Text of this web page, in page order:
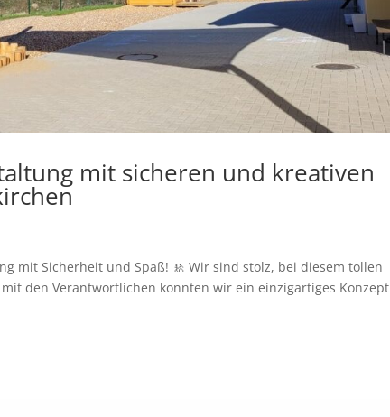
mit sicheren und kreativen
mit Sicherheit und Spaß! 🚸 Wir sind stolz, bei diesem tollen
den Verantwortlichen konnten wir ein einzigartiges